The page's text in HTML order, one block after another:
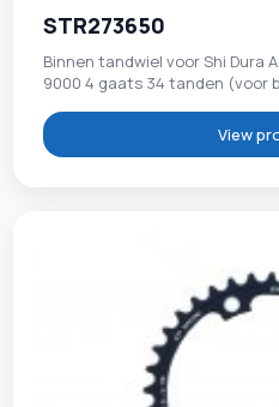
STR273650
Binnen tandwiel voor Shi Dura
9000 4 gaats 34 tanden (voor
View